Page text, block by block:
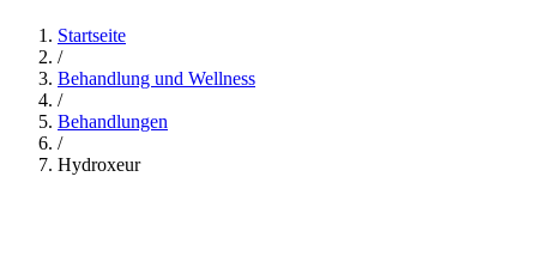
Startseite
/
Behandlung und Wellness
/
Behandlungen
/
Hydroxeur